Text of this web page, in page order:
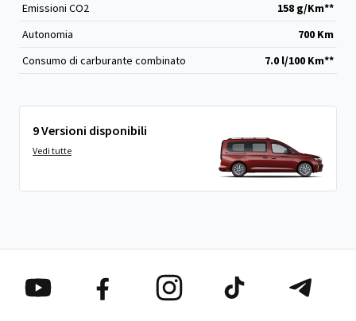
Emissioni CO2
158 g/Km**
Autonomia
700 Km
Consumo di carburante combinato
7.0 l/100 Km**
9 Versioni disponibili
Vedi tutte